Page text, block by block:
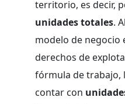
territorio, es decir,
unidades totales.
modelo de negocio
derechos de
fórmula de trabajo,
contar con